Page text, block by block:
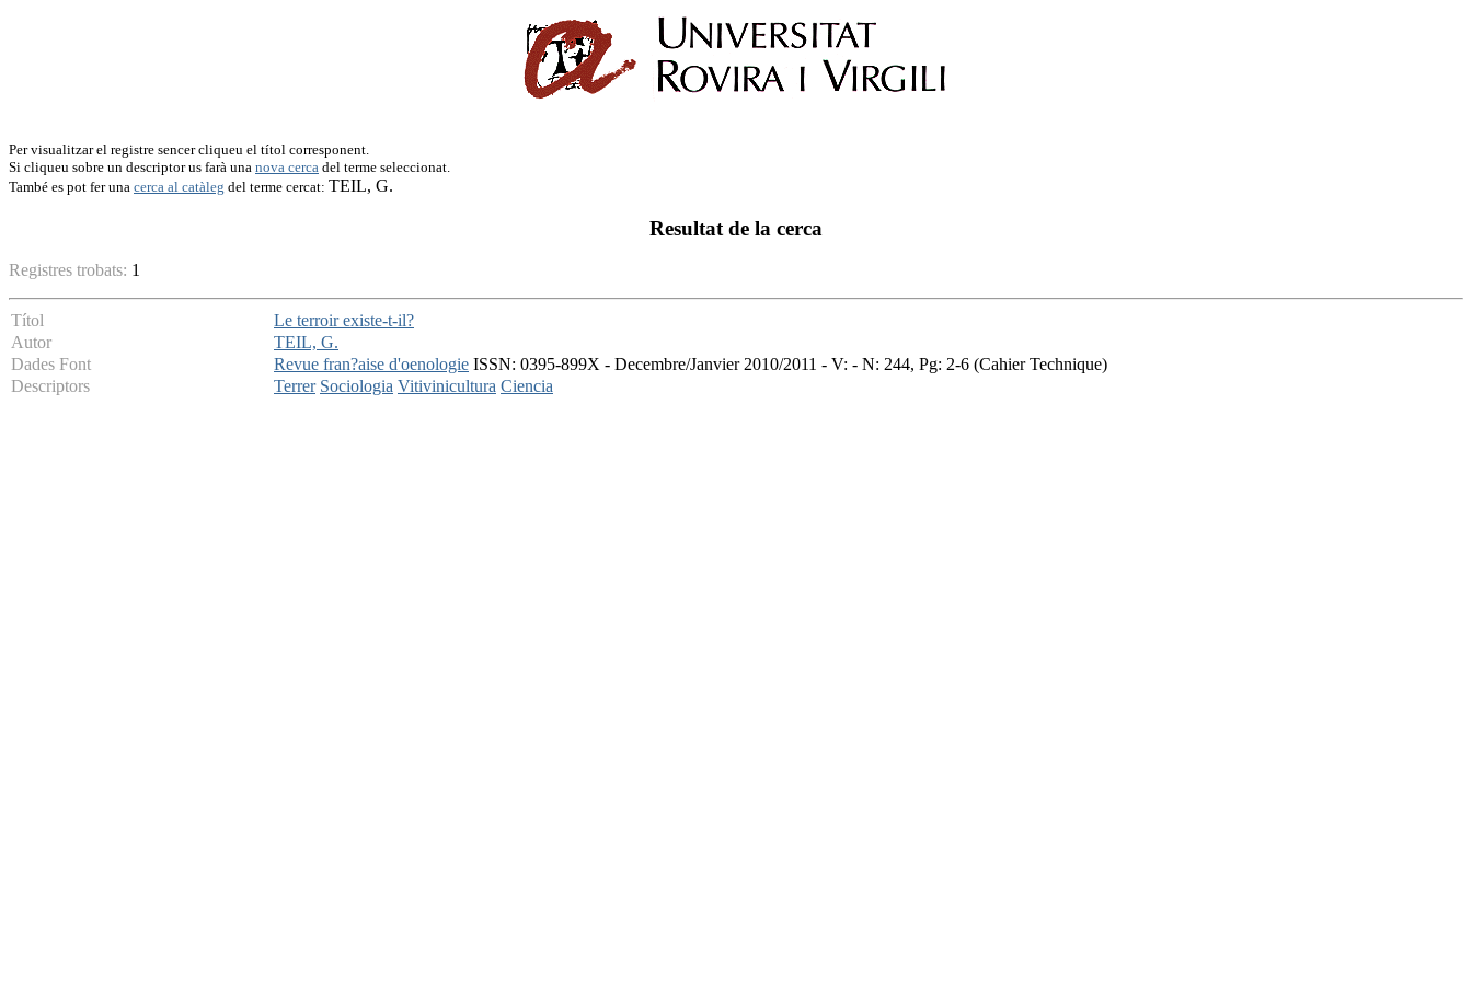
Per visualitzar el registre sencer cliqueu el títol corresponent.
Si cliqueu sobre un descriptor us farà una nova cerca del terme seleccionat.
També es pot fer una cerca al catàleg del terme cercat: TEIL, G.
Resultat de la cerca
Registres trobats: 1
Títol
Le terroir existe-t-il?
Autor
TEIL, G.
Dades Font
Revue fran?aise d'oenologie ISSN: 0395-899X - Decembre/Janvier 2010/2011 - V: - N: 244, Pg: 2-6 (Cahier Technique)
Descriptors
Terrer Sociologia Vitivinicultura Ciencia